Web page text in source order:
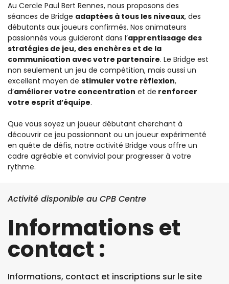
Au Cercle Paul Bert Rennes, nous proposons des
séances de Bridge adaptées à tous les niveaux, des
débutants aux joueurs confirmés. Nos animateurs
passionnés vous guideront dans l’apprentissage des
stratégies de jeu, des enchères et de la
communication avec votre partenaire. Le Bridge est
non seulement un jeu de compétition, mais aussi un
excellent moyen de stimuler votre réflexion,
d’améliorer votre concentration et de renforcer
votre esprit d’équipe.
Que vous soyez un joueur débutant cherchant à
découvrir ce jeu passionnant ou un joueur expérimenté
en quête de défis, notre activité Bridge vous offre un
cadre agréable et convivial pour progresser à votre
rythme.
Activité disponible au CPB Centre
Informations et
contact :
Informations, contact et inscriptions sur le site